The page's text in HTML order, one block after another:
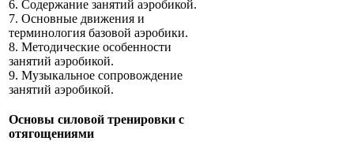
6. Содержание занятий аэробикой.
7. Основные движения и
терминология базовой аэробики.
8. Методические особенности
занятий аэробикой.
9. Музыкальное сопровождение
занятий аэробикой.
Основы силовой тренировки с
отягощениями